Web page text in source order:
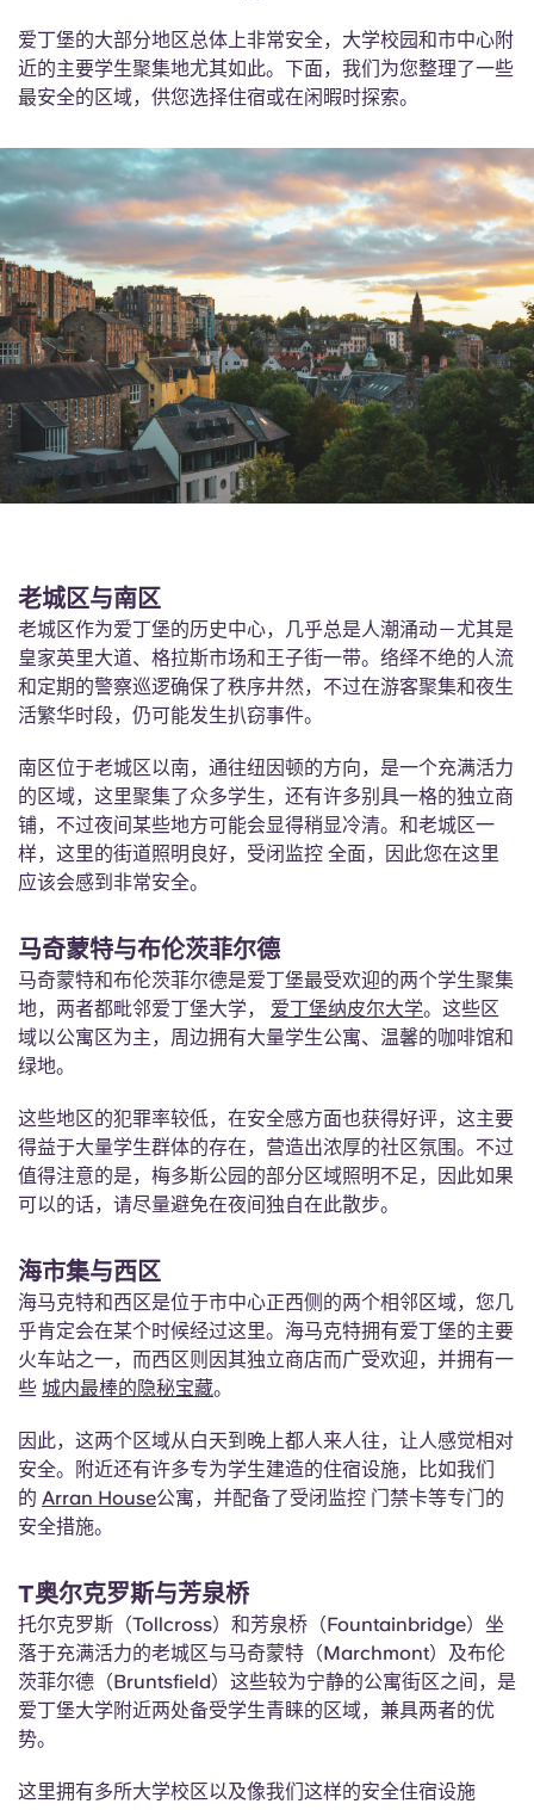
爱丁堡的大部分地区总体上非常安全，大学校园和市中心附
近的主要学生聚集地尤其如此。下面，我们为您整理了一些
最安全的区域，供您选择住宿或在闲暇时探索。
老城区与南区
老城区作为爱丁堡的历史中心，几乎总是人潮涌动－尤其是
皇家英里大道、格拉斯市场和王子街一带。络绎不绝的人流
和定期的警察巡逻确保了秩序井然，不过在游客聚集和夜生
活繁华时段，仍可能发生扒窃事件。
南区位于老城区以南，通往纽因顿的方向，是一个充满活力
的区域，这里聚集了众多学生，还有许多别具一格的独立商
铺，不过夜间某些地方可能会显得稍显冷清。和老城区一
样，这里的街道照明良好，受闭监控 全面，因此您在这里
应该会感到非常安全。
马奇蒙特与布伦茨菲尔德
马奇蒙特和布伦茨菲尔德是爱丁堡最受欢迎的两个学生聚集
地，两者都毗邻爱丁堡大学， 爱丁堡纳皮尔大学。这些区
域以公寓区为主，周边拥有大量学生公寓、温馨的咖啡馆和
绿地。
这些地区的犯罪率较低，在安全感方面也获得好评，这主要
得益于大量学生群体的存在，营造出浓厚的社区氛围。不过
值得注意的是，梅多斯公园的部分区域照明不足，因此如果
可以的话，请尽量避免在夜间独自在此散步。
海市集与西区
海马克特和西区是位于市中心正西侧的两个相邻区域，您几
乎肯定会在某个时候经过这里。海马克特拥有爱丁堡的主要
火车站之一，而西区则因其独立商店而广受欢迎，并拥有一
些 城内最棒的隐秘宝藏。
因此，这两个区域从白天到晚上都人来人往，让人感觉相对
安全。附近还有许多专为学生建造的住宿设施，比如我们
的 Arran House公寓，并配备了受闭监控 门禁卡等专门的
安全措施。
T奥尔克罗斯与芳泉桥
托尔克罗斯（Tollcross）和芳泉桥（Fountainbridge）坐
落于充满活力的老城区与马奇蒙特（Marchmont）及布伦
茨菲尔德（Bruntsfield）这些较为宁静的公寓街区之间，是
爱丁堡大学附近两处备受学生青睐的区域，兼具两者的优
势。
这里拥有多所大学校区以及像我们这样的安全住宿设施